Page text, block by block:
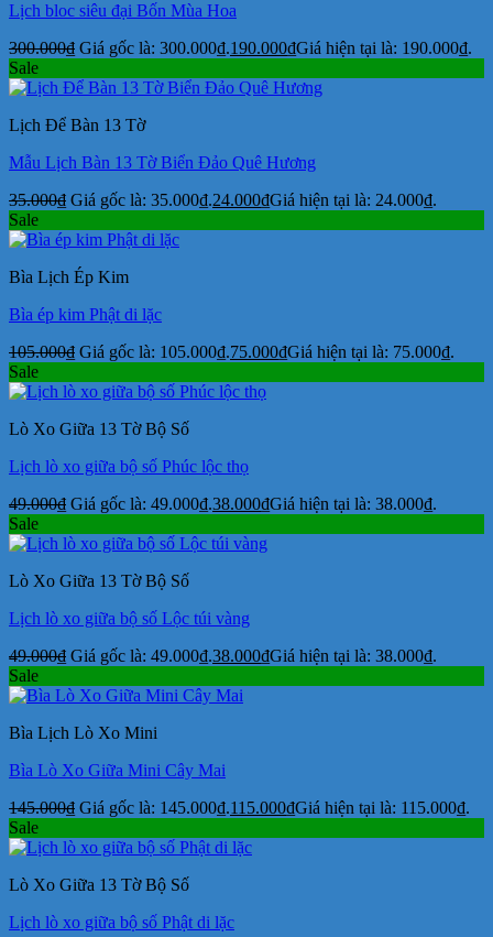
Lịch bloc siêu đại Bốn Mùa Hoa
300.000₫ Giá gốc là: 300.000₫.190.000₫Giá hiện tại là: 190.000₫.
Sale
Lịch Để Bàn 13 Tờ
Mẫu Lịch Bàn 13 Tờ Biển Đảo Quê Hương
35.000₫ Giá gốc là: 35.000₫.24.000₫Giá hiện tại là: 24.000₫.
Sale
Bìa Lịch Ép Kim
Bìa ép kim Phật di lặc
105.000₫ Giá gốc là: 105.000₫.75.000₫Giá hiện tại là: 75.000₫.
Sale
Lò Xo Giữa 13 Tờ Bộ Số
Lịch lò xo giữa bộ số Phúc lộc thọ
49.000₫ Giá gốc là: 49.000₫.38.000₫Giá hiện tại là: 38.000₫.
Sale
Lò Xo Giữa 13 Tờ Bộ Số
Lịch lò xo giữa bộ số Lộc túi vàng
49.000₫ Giá gốc là: 49.000₫.38.000₫Giá hiện tại là: 38.000₫.
Sale
Bìa Lịch Lò Xo Mini
Bìa Lò Xo Giữa Mini Cây Mai
145.000₫ Giá gốc là: 145.000₫.115.000₫Giá hiện tại là: 115.000₫.
Sale
Lò Xo Giữa 13 Tờ Bộ Số
Lịch lò xo giữa bộ số Phật di lặc